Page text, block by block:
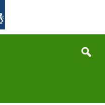
the
Search